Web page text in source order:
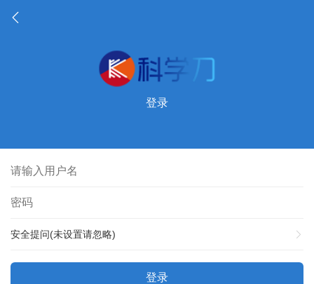
登录
安全提问(未设置请忽略)
登录